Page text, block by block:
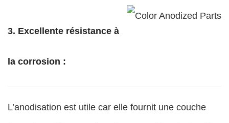
3. Excellente résistance à
la corrosion :
L’anodisation est utile car elle fournit une couche